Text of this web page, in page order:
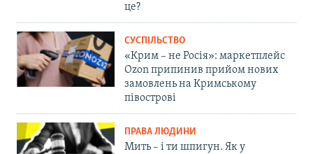
це?
СУСПІЛЬСТВО
«Крим – не Росія»: маркетплейс
Ozon припинив прийом нових
замовлень на Кримському
півострові
ПРАВА ЛЮДИНИ
Мить – і ти шпигун. Як у